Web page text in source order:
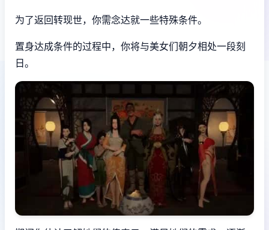
为了返回转现世，你需念达就一些特殊条件。
置身达成条件的过程中， 你将与美女们朝夕相处一段刻
日。